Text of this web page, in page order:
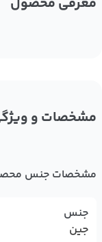
مشخصات و
مشخصات جنس
جنس
جین